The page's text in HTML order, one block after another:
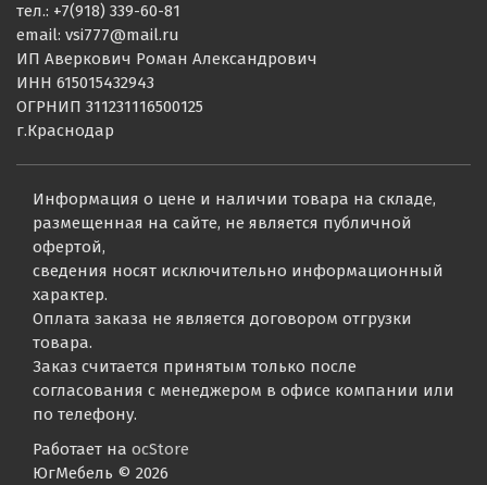
тел.: +7(918) 339-60-81
email: vsi777@mail.ru
ИП Аверкович Роман Александрович
ИНН 615015432943
ОГРНИП 311231116500125
г.Краснодар
Информация о цене и наличии товара на складе,
размещенная на сайте, не является публичной
офертой,
сведения носят исключительно информационный
характер.
Оплата заказа не является договором отгрузки
товара.
Заказ считается принятым только после
согласования с менеджером в офисе компании или
по телефону.
Работает на ocStore
ЮгМебель © 2026